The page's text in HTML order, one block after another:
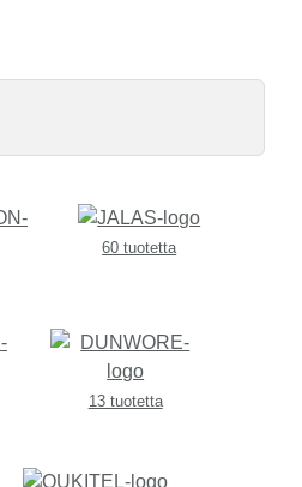
60 tuotetta
13 tuotetta